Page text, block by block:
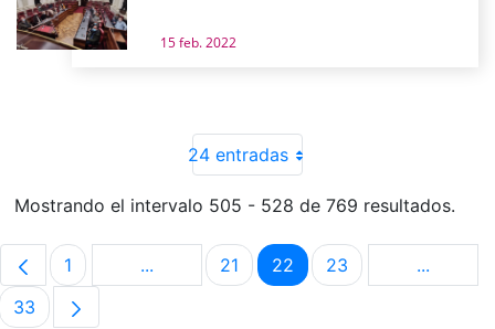
15 feb. 2022
24 entradas
Mostrando el intervalo 505 - 528 de 769 resultados.
Página
1 ...Páginas intermedias Use TAB para
Página
21 Página
22 Página
23 ...Páginas
Página
33